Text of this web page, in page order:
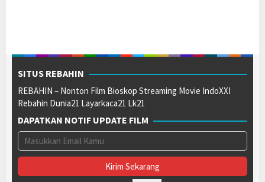
SITUS REBAHIN
REBAHIN – Nonton Film Bioskop Streaming Movie IndoXXI
Rebahin Dunia21 Layarkaca21 Lk21
DAPATKAN NOTIF UPDATE FILM